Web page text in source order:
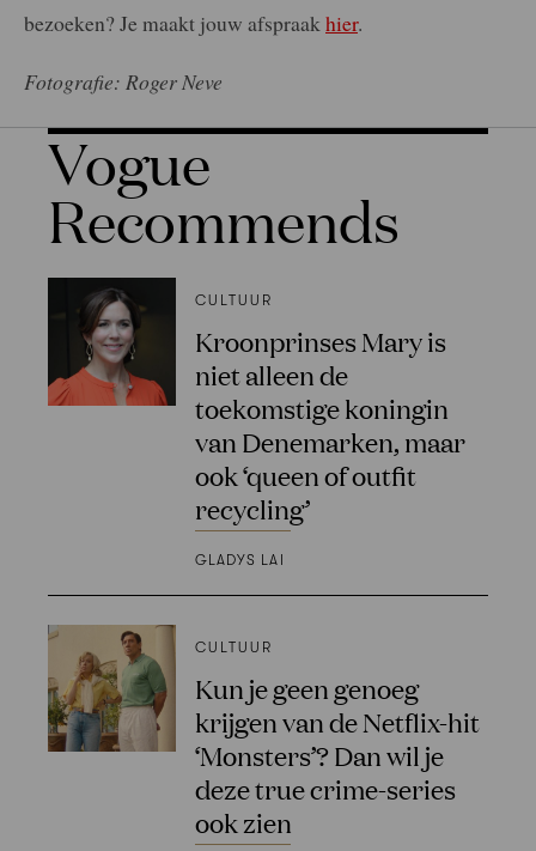
bezoeken? Je maakt jouw afspraak hier.
Fotografie: Roger Neve
Vogue
Recommends
CULTUUR
Kroonprinses Mary is
niet alleen de
toekomstige koningin
van Denemarken, maar
ook ‘queen of outfit
recycling’
GLADYS LAI
CULTUUR
Kun je geen genoeg
krijgen van de Netflix-hit
‘Monsters’? Dan wil je
deze true crime-series
ook zien